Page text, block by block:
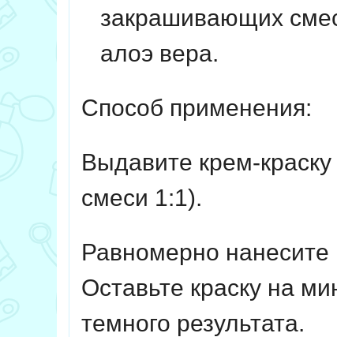
закрашивающих
алоэ вера.
Способ применения:
Выдавите крем-
смеси 1:1).
Равномерно нанесите
Оставьте краску на
темного результата.